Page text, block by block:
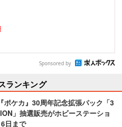
Sponsored by
ランキング
ポケカ』30周年記念拡張パック「3
」抽選販売がホビーステーショ
日まで